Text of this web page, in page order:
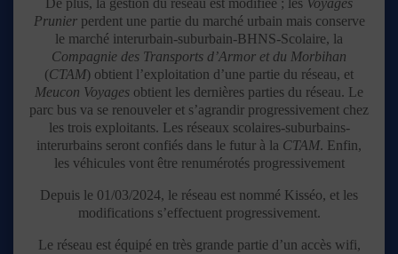
De plus, la gestion du réseau est modifiée ; les Voyages
Prunierperdent une partie du marché urbain mais conserve
le marché interurbain-suburbain-BHNS-Scolaire, la
Compagnie des Transports d’Armor et du Morbihan
(CTAM) obtient l’exploitation d’une partie du réseau, et
Meucon Voyages obtient les dernières parties du réseau. Le
parc bus va se renouveler et s’agrandir progressivement chez
les trois exploitants. Les réseaux scolaires-suburbains-
interurbains seront confiés dans le futur à la CTAM. Enfin,
les véhicules vont être renumérotés progressivement
Depuis le 01/03/2024, le réseau est nommé Kisséo, et les
modifications s’effectuent progressivement.
Le réseau est équipé en très grande partie d’un accès wifi,